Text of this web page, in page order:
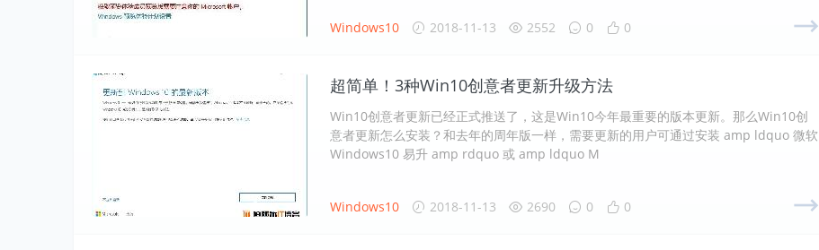
Windows10 2018-11-13 2552 0 0
超简单！3种Win10创意者更新升级方法
Win10创意者更新已经正式推送了，这是Win10今年最重要的版本更新。那么Win10创
意者更新怎么安装？和去年的周年版一样，需要更新的用户可通过安装 amp ldquo 微软
Windows10 易升 amp rdquo 或 amp ldquo M
Windows10 2018-11-13 2690 0 0